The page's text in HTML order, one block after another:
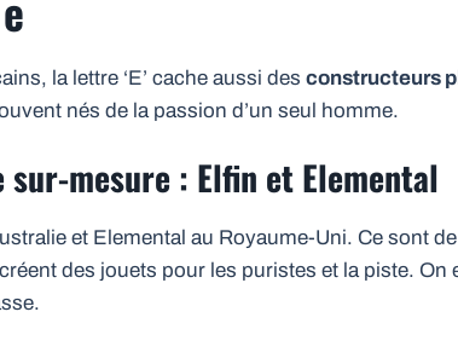
la lettre ‘E’ cache aussi des constructeurs
nés de la passion d’un seul homme.
sur-mesure : Elfin et Elemental
et Elemental au Royaume-Uni. Ce sont
des jouets pour les puristes et la piste. On